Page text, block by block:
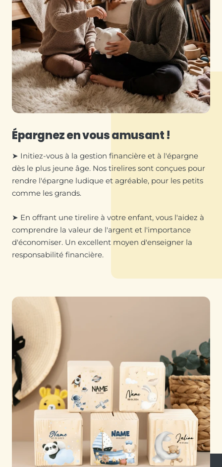
Épargnez en vous amusant !
➤ Initiez-vous à la gestion financière et à l'épargne
dès le plus jeune âge. Nos tirelires sont conçues pour
rendre l'épargne ludique et agréable, pour les petits
comme les grands.
➤ En offrant une tirelire à votre enfant, vous l'aidez à
comprendre la valeur de l'argent et l'importance
d'économiser. Un excellent moyen d'enseigner la
responsabilité financière.